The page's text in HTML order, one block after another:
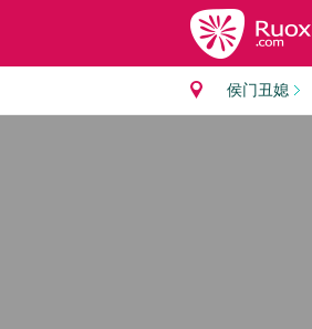
侯门丑媳